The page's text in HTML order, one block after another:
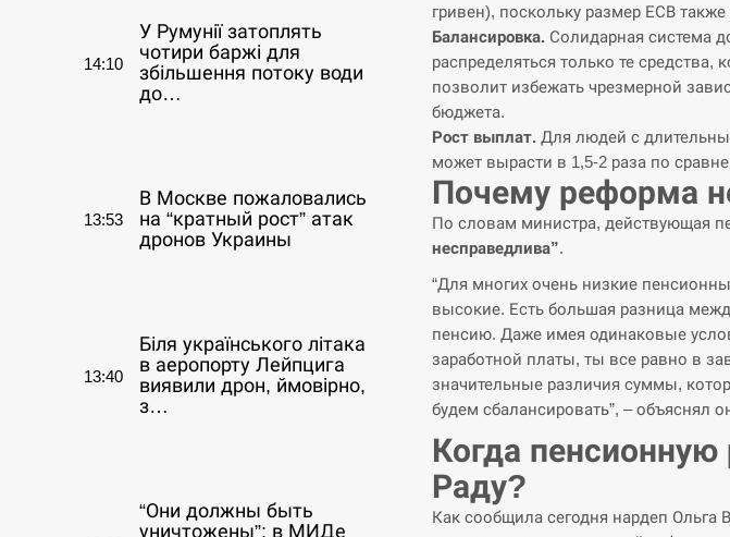
14:10
У Румунії затоплять
чотири баржі для
збільшення потоку води
до…
13:53
В Москве пожаловались
на “кратный рост” атак
дронов Украины
13:40
Біля українського літака
в аеропорту Лейпцига
виявили дрон, ймовірно,
з…
“Они должны быть
уничтожены”: в МИДе
гривен), поскольку размер ЕСВ также
Балансировка. Солидарная система
распределяться только те средства,
позволит избежать чрезмерной
бюджета.
Рост выплат. Для людей с
может вырасти в 1,5-2 раза по
Почему реформа
По словам министра, действующая
несправедлива”.
“Для многих очень низкие
высокие. Есть большая разница
пенсию. Даже имея одинаковые
заработной платы, ты все равно в
значительные различия суммы,
будем сбалансировать”, – объяснял
Когда
Раду?
Как сообщила сегодня нардеп